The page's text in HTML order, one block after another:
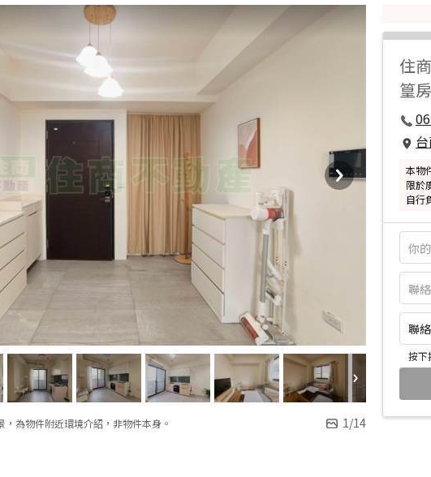
為物件附近環境介紹，非物件本身。 1/14
住
篁
本物
限於
自行
聯
按下